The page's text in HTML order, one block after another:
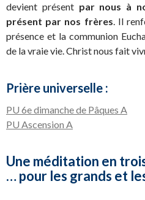
devient présent par nous à
présent par nos frères. Il
présence et la communion
de la vraie vie. Christ nous fait
Prière universelle :
PU 6e dimanche de Pâques A
PU Ascension A
Une méditation en
… pour les grands et